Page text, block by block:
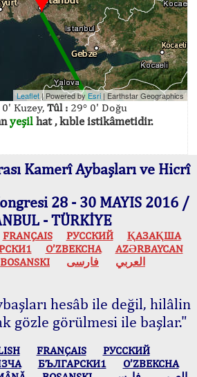
Leaflet| Powered byEsri |Earthstar Geographics
Kuzey, Tûl :29° 0' Doğu
yeşilhat , kıble istikâmetidir.
Kamerî Aybaşları ve Hicrî
28 - 30 MAYIS 2016 /
- TÜRKİYE
FRANÇAIS РУССКИЙ
ҚАЗАҚША
O’ZBEKCHA
AZӘRBAYCAN
BOSANSKI العربي فارسی
hesâb ile değil, hilâlin
gözle görülmesi ile başlar."
FRANÇAIS
РУССКИЙ
БЪЛГАРСКИ1
O’ZBEKCHA